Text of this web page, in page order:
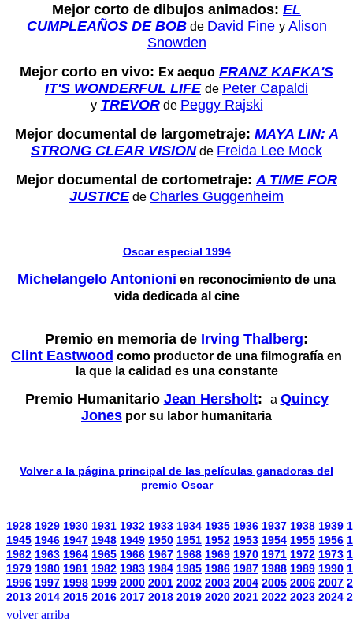
Mejor corto de dibujos animados: EL
CUMPLEAÑOS DE BOBde David Fine y Alison
Snowden
Mejor corto en vivo: Ex aequo FRANZ KAFKA'S
IT'S WONDERFUL LIFE de Peter Capaldi
y TREVOR de Peggy Rajski
Mejor documental de largometraje: MAYA LIN: A
STRONG CLEAR VISION de Freida Lee Mock
Mejor documental de cortometraje: A TIME FOR
JUSTICE de Charles Guggenheim
Oscar especial 1994
Michelangelo Antonioni en reconocimiento de una
vida dedicada al cine
Premio en memoria de Irving Thalberg:
Clint Eastwood como productor de una filmografía en
la que la calidad es una constante
Premio Humanitario Jean Hersholt: a Quincy
Jones por su labor humanitaria
Volver a la página principal de las películas ganadoras del
premio Oscar
1928 1929 1930 1931 1932 1933 1934 1935 1936 1937 1938 1939
1945 1946 1947 1948 1949 1950 1951 1952 1953 1954 1955 1956
1962 1963 1964 1965 1966 1967 1968 1969 1970 1971 1972 1973
1979 1980 1981 1982 1983 1984 1985 1986 1987 1988 1989 1990
1996 1997 1998 1999 2000 2001 2002 2003 2004 2005 2006 2007
2013 2014 2015 2016 2017 2018 2019 2020 2021 2022 2023 2024
volver arriba